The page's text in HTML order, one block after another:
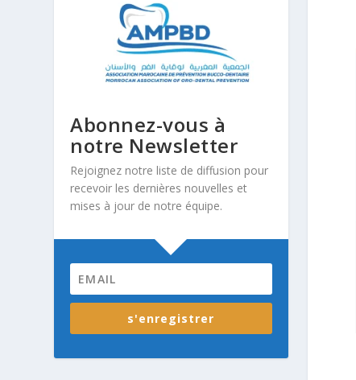
Abonnez-vous à
notre Newsletter
Rejoignez notre liste de diffusion pour
recevoir les dernières nouvelles et
mises à jour de notre équipe.
s'enregistrer